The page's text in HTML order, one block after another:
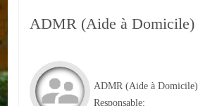
ACTUALITÉS
ECOLES
ADMR (Aide à Domicile)
ADMR (Aide à Domicile)
Responsable: